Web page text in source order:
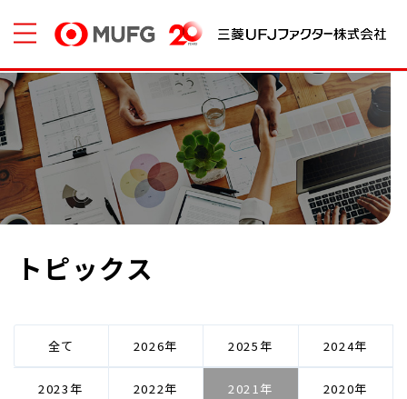
トピックス
全て 2026 2025 2024
2023 2022 2021 2020